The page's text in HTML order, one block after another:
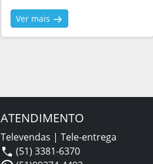
Ver mais
ATENDIMENTO
Televendas | Tele-entrega
(51) 3381-6370